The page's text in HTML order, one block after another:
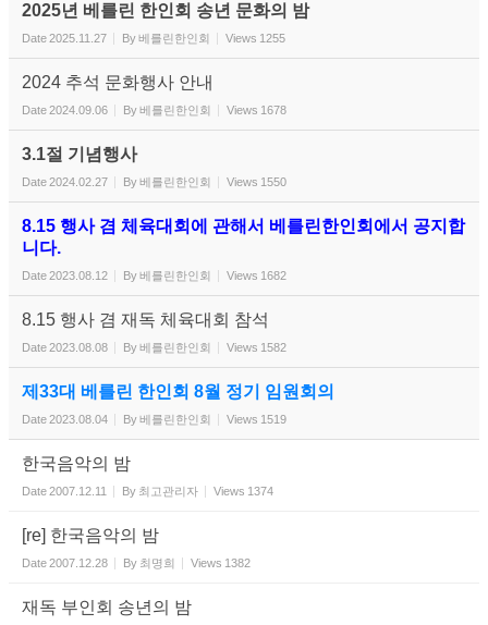
2025년 베를린 한인회 송년 문화의 밤
Date2025.11.27 By베를린한인회 Views 1255
2024 추석 문화행사 안내
Date2024.09.06 By베를린한인회 Views 1678
3.1절 기념행사
Date2024.02.27 By베를린한인회 Views 1550
8.15 행사 겸 체육대회에 관해서 베를린한인회에서 공지합
니다.
Date2023.08.12 By베를린한인회 Views 1682
8.15 행사 겸 재독 체육대회 참석
Date2023.08.08 By베를린한인회 Views 1582
제33대 베를린 한인회 8월 정기 임원회의
Date2023.08.04 By베를린한인회 Views 1519
한국음악의 밤
Date2007.12.11 By 최고관리자 Views 1374
[re] 한국음악의 밤
Date2007.12.28 By 최명희 Views 1382
재독 부인회 송년의 밤